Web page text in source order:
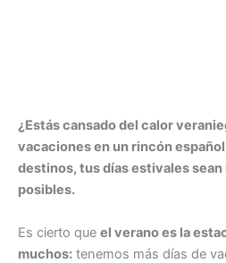
¿Estás cansado del calor
vacaciones en un rincón
destinos, tus días estivales
posibles.
Es cierto que el verano es la
muchos: tenemos más días de